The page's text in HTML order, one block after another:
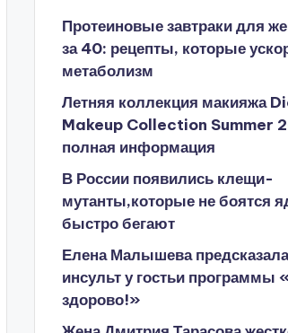
Протеиновые завтраки для
за 40: рецепты, которые
метаболизм
Летняя коллекция макияжа
Makeup Collection Summer
полная информация
В России появились клещи-
мутанты,которые не боятся
быстро бегают
Елена Малышева предсказала
инсульт у гостьи программы
здорово!»